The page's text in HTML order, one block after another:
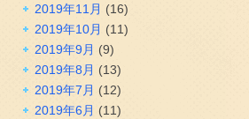
2019年11月 (16)
2019年10月 (11)
2019年9月 (9)
2019年8月 (13)
2019年7月 (12)
2019年6月 (11)